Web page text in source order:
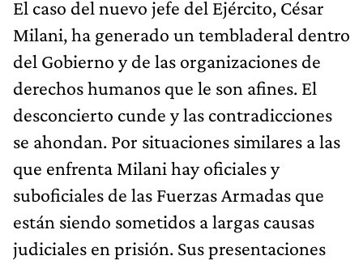
El caso del nuevo jefe del Ejército, César
Milani, ha generado un tembladeral dentro
del Gobierno y de las organizaciones de
derechos humanos que le son afines. El
desconcierto cunde y las contradicciones
se ahondan. Por situaciones similares a las
que enfrenta Milani hay oficiales y
suboficiales de las Fuerzas Armadas que
están siendo sometidos a largas causas
judiciales en prisión. Sus presentaciones